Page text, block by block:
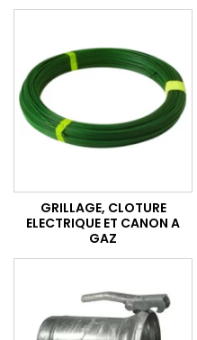
GRILLAGE, CLOTURE
ELECTRIQUE ET CANON A
GAZ